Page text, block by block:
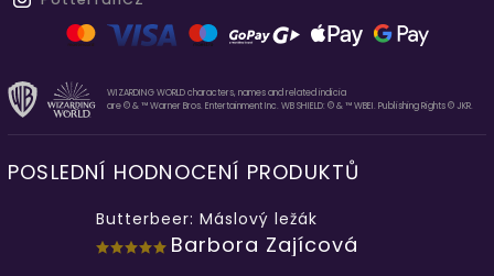
WIZARDING WORLD characters, names and related indicia
are © & ™ Warner Bros. Entertainment Inc. WB SHIELD: © & ™ WBEI. Publishing Rights © JKR.
POSLEDNÍ HODNOCENÍ PRODUKTŮ
Butterbeer: Máslový ležák
Barbora Zajícová